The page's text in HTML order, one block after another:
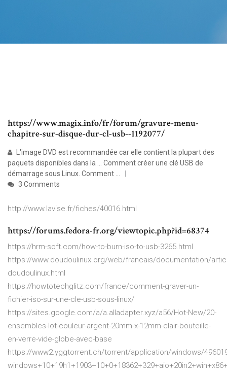
https://www.magix.info/fr/forum/gravure-menu-
chapitre-sur-disque-dur-cl-usb--1192077/
L'image DVD est recommandée car elle contient la plupart des
paquets disponibles dans la ... Comment créer une clé USB de
démarrage sous Linux. Comment ...
3 Comments
http://www.lavise.fr/fiches/40016.html
https://forums.fedora-fr.org/viewtopic.php?id=68374
https://hrm-soft.com/how-to-burn-iso-to-usb-3265.html
https://www.doudoulinux.org/web/francais/documentation/
doudoulinux.html
https://howtotechglitz.com/france/comment-graver-un-
fichier-iso-sur-une-cle-usb-sous-linux/
https://sites.google.com/a/a.alladapter.xyz/a56/Hot-New/20-
ensembles-lot-couleur-argent-20mm-x-12mm-clair-bouteille-
en-verre-vide-globe-avec-base
https://www2.yggtorrent.ch/torrent/application/windows/